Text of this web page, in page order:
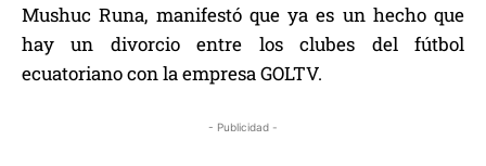
Mushuc Runa, manifestó que ya es un hecho que
hay un divorcio entre los clubes del fútbol
ecuatoriano con la empresa GOLTV.
- Publicidad -